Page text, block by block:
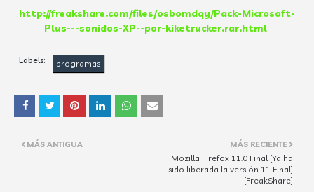
http://freakshare.com/files/osbomdqy/Pack-Microsoft-
Plus---sonidos-XP--por-kiketrucker.rar.html
Labels: programas
MÁS RECIENTE
Mozilla Firefox 11.0 Final [Ya ha
sido liberada la versión 11 Final]
[FreakShare]
MÁS ANTIGUA